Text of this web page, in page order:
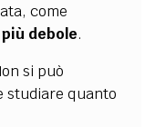
come
debole.
si può
studiare quanto